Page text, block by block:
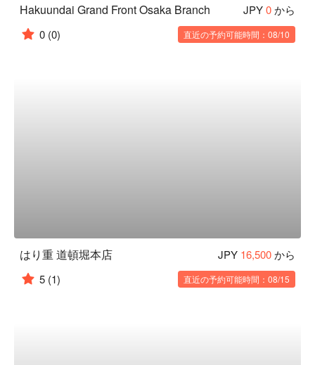
Hakuundai Grand Front Osaka Branch JPY0から
0 (0) 直近の予約可能時間：08/10
はり重 道頓堀本店 JPY 16,500から
5 (1) 直近の予約可能時間：08/15